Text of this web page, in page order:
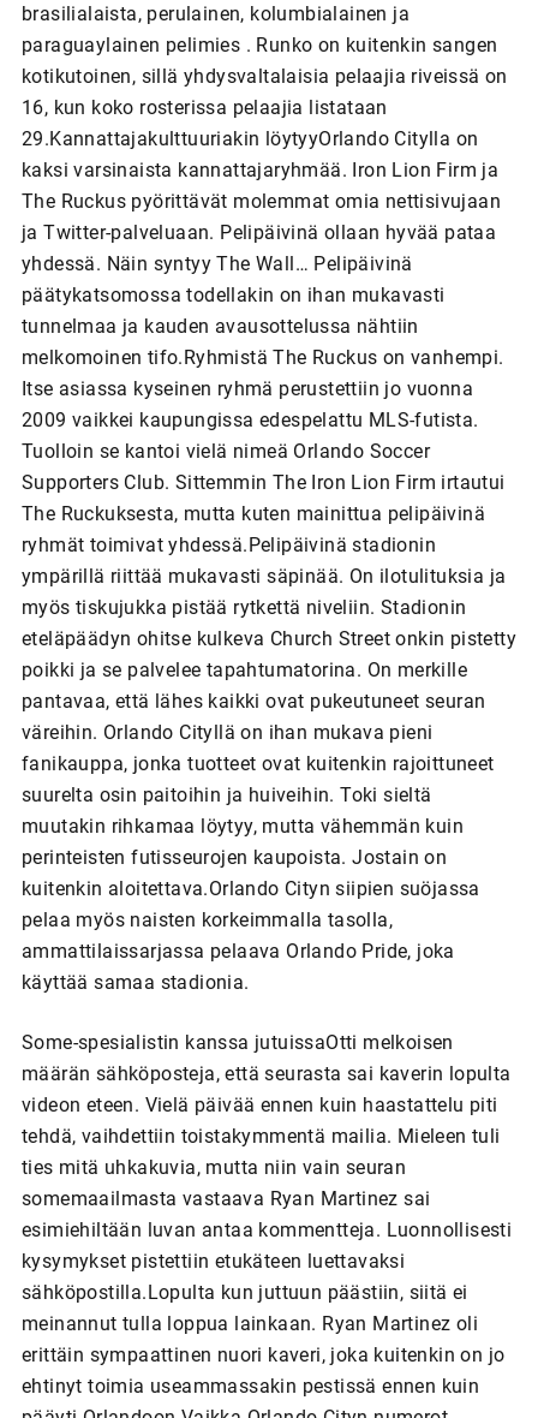
brasilialaista, perulainen, kolumbialainen ja
paraguaylainen pelimies . Runko on kuitenkin sangen
kotikutoinen, sillä yhdysvaltalaisia pelaajia riveissä on
16, kun koko rosterissa pelaajia listataan
29.Kannattajakulttuuriakin löytyyOrlando Citylla on
kaksi varsinaista kannattajaryhmää. Iron Lion Firm ja
The Ruckus pyörittävät molemmat omia nettisivujaan
ja Twitter-palveluaan. Pelipäivinä ollaan hyvää pataa
yhdessä. Näin syntyy The Wall… Pelipäivinä
päätykatsomossa todellakin on ihan mukavasti
tunnelmaa ja kauden avausottelussa nähtiin
melkomoinen tifo.Ryhmistä The Ruckus on vanhempi.
Itse asiassa kyseinen ryhmä perustettiin jo vuonna
2009 vaikkei kaupungissa edespelattu MLS-futista.
Tuolloin se kantoi vielä nimeä Orlando Soccer
Supporters Club. Sittemmin The Iron Lion Firm irtautui
The Ruckuksesta, mutta kuten mainittua pelipäivinä
ryhmät toimivat yhdessä.Pelipäivinä stadionin
ympärillä riittää mukavasti säpinää. On ilotulituksia ja
myös tiskujukka pistää rytkettä niveliin. Stadionin
eteläpäädyn ohitse kulkeva Church Street onkin pistetty
poikki ja se palvelee tapahtumatorina. On merkille
pantavaa, että lähes kaikki ovat pukeutuneet seuran
väreihin. Orlando Cityllä on ihan mukava pieni
fanikauppa, jonka tuotteet ovat kuitenkin rajoittuneet
suurelta osin paitoihin ja huiveihin. Toki sieltä
muutakin rihkamaa löytyy, mutta vähemmän kuin
perinteisten futisseurojen kaupoista. Jostain on
kuitenkin aloitettava.Orlando Cityn siipien suöjassa
pelaa myös naisten korkeimmalla tasolla,
ammattilaissarjassa pelaava Orlando Pride, joka
käyttää samaa stadionia.
Some-spesialistin kanssa jutuissaOtti melkoisen
määrän sähköposteja, että seurasta sai kaverin lopulta
videon eteen. Vielä päivää ennen kuin haastattelu piti
tehdä, vaihdettiin toistakymmentä mailia. Mieleen tuli
ties mitä uhkakuvia, mutta niin vain seuran
somemaailmasta vastaava Ryan Martinez sai
esimiehiltään luvan antaa kommentteja. Luonnollisesti
kysymykset pistettiin etukäteen luettavaksi
sähköpostilla.Lopulta kun juttuun päästiin, siitä ei
meinannut tulla loppua lainkaan. Ryan Martinez oli
erittäin sympaattinen nuori kaveri, joka kuitenkin on jo
ehtinyt toimia useammassakin pestissä ennen kuin